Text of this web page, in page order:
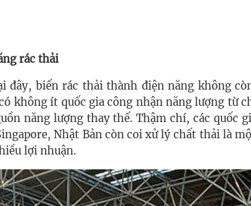
rác thải
đây, biến rác thải thành điện năng không
không ít quốc gia công nhận năng lượng từ
năng lượng thay thế. Thậm chí, các quốc
Nhật Bản còn coi xử lý chất thải là
lợi nhuận.